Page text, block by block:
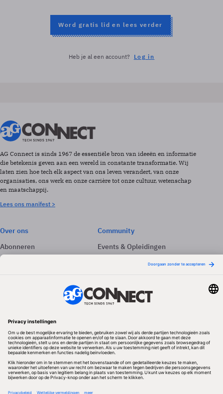
Word gratis lid en lees verder
Heb je al een account? Log in
AG Connect is sinds 1967 de essentiële bron van ideeën en informatie
die betekenis geven aan een wereld in constante transformatie. Wij
laten zien hoe tech elk aspect van ons leven verandert, van onze
organisaties, ons werk en onze carrière tot onze cultuur, wetenschap
en maatschappij.
Lees ons manifest >
Over ons
Abonneren
Adverteren
Community
Events & Opleidingen
Nieuwsbrieven
Volg ons
Redactionele partner